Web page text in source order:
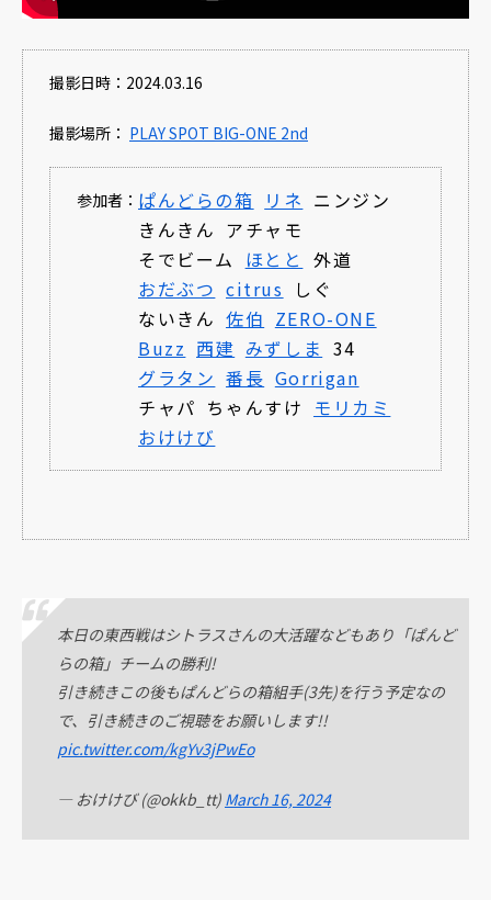
撮影日時：2024.03.16
撮影場所： PLAY SPOT BIG-ONE 2nd
参加者： ぱんどらの箱 リネ ニンジン
きんきん アチャモ
そでビーム ほとと 外道
おだぶつ citrus しぐ
ないきん 佐伯 ZERO-ONE
Buzz 西建 みずしま 34
グラタン 番長 Gorrigan
チャパ ちゃんすけ モリカミ
おけけび
本日の東西戦はシトラスさんの大活躍などもあり「ぱんど
らの箱」チームの勝利!
引き続きこの後もぱんどらの箱組手(3先)を行う予定なの
で、引き続きのご視聴をお願いします!!
pic.twitter.com/kgYv3jPwEo
— おけけび (@okkb_tt) March 16, 2024